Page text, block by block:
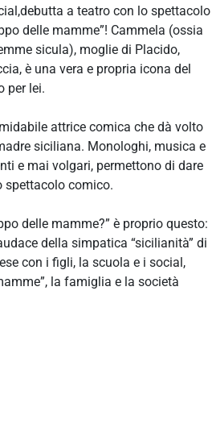
a teatro con lo spettacolo
delle mamme”! Cammela (ossia
sicula), moglie di Placido,
è una vera e propria icona del
per lei.
attrice comica che dà volto
siciliana. Monologhi, musica e
e mai volgari, permettono di dare
spettacolo comico.
delle mamme?” è proprio questo:
della simpatica “sicilianità” di
con i figli, la scuola e i social,
la famiglia e la società